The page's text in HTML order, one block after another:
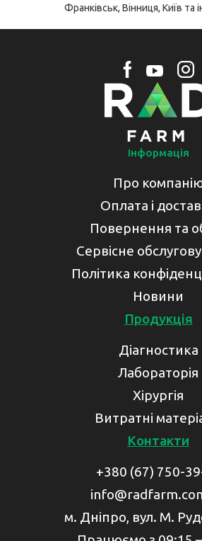
Франківськ, Вінниця, Київ та
Інформація
Про
Оплата і
Повернення та
Сервісне
Політика
Новини
Продукція
Діагностика
Лабораторія
Хірургія
Витратні
Контакти
+380 (67) 750-
м. Дніпро, вул. М.